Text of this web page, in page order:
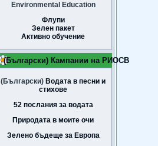
Environmental Education
Флупи
Зелен пакет
Активно обучение
(Български) Кампании на РИОСВ
(Български) Водата в песни и
стихове
52 послания за водата
Природата в моите очи
Зелено бъдеще за Европа